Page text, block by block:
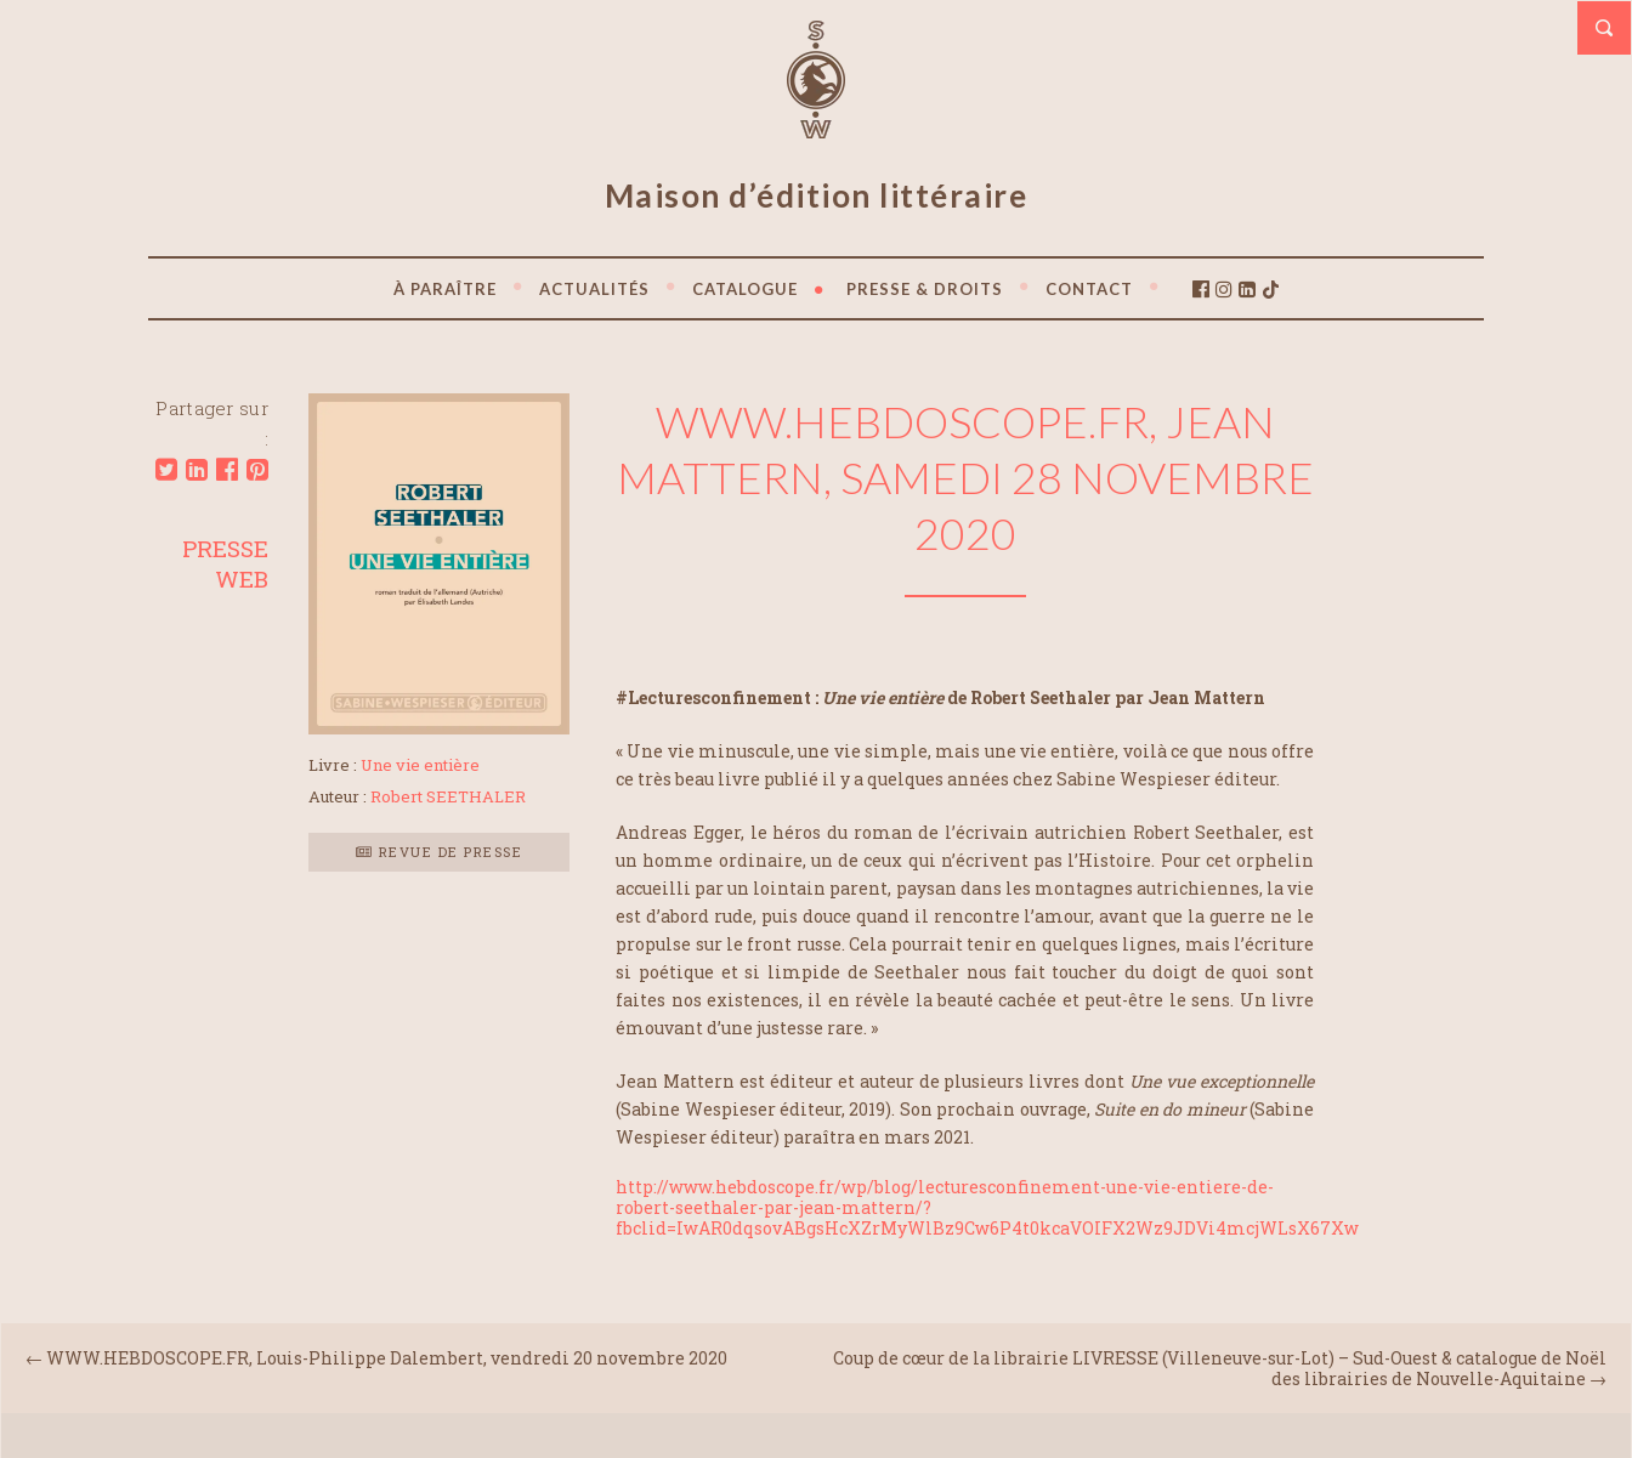
Maison d’édition littéraire
À PARAÎTRE ACTUALITÉS CATALOGUE PRESSE & DROITS CONTACT
Partager sur
:
Livre : Une vie entière
Auteur : Robert SEETHALER
REVUE DE PRESSE
WWW.HEBDOSCOPE.FR, JEAN
MATTERN, SAMEDI 28 NOVEMBRE
2020
#Lecturesconfinement : Une vie entièrede Robert Seethaler par Jean Mattern
« Une vie minuscule, une vie simple, mais une vie entière, voilà ce que nous offre
ce très beau livre publié il y a quelques années chez Sabine Wespieser éditeur.
Andreas Egger, le héros du roman de l’écrivain autrichien Robert Seethaler, est
un homme ordinaire, un de ceux qui n’écrivent pas l’Histoire. Pour cet orphelin
accueilli par un lointain parent, paysan dans les montagnes autrichiennes, la vie
est d’abord rude, puis douce quand il rencontre l’amour, avant que la guerre ne le
propulse sur le front russe. Cela pourrait tenir en quelques lignes, mais l’écriture
si poétique et si limpide de Seethaler nous fait toucher du doigt de quoi sont
faites nos existences, il en révèle la beauté cachée et peut-être le sens. Un livre
émouvant d’une justesse rare. »
Jean Mattern est éditeur et auteur de plusieurs livres dont Une vue exceptionnelle
(Sabine Wespieser éditeur, 2019). Son prochain ouvrage, Suite en do mineur(Sabine
Wespieser éditeur) paraîtra en mars 2021.
http://www.hebdoscope.fr/wp/blog/lecturesconfinement-une-vie-entiere-de-
robert-seethaler-par-jean-mattern/?
fbclid=IwAR0dqsovABgsHcXZrMyWlBz9Cw6P4t0kcaVOIFX2Wz9JDVi4mcjWLsX67Xw
PRESSE
WEB
Coup de cœur de la librairie LIVRESSE (Villeneuve-sur-Lot) – Sud-Ouest & catalogue de Noël
des librairies de Nouvelle-Aquitaine →
← WWW.HEBDOSCOPE.FR, Louis-Philippe Dalembert, vendredi 20 novembre 2020